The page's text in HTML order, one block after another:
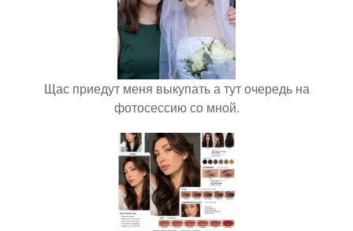
Щас приедут меня выкупать а тут очередь на
фотосессию со мной.